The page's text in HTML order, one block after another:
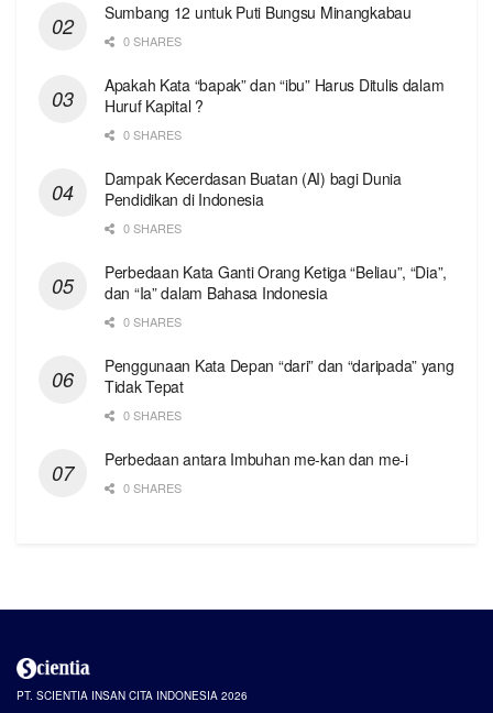
Sumbang 12 untuk Puti Bungsu Minangkabau
0 SHARES
Apakah Kata “bapak” dan “ibu” Harus Ditulis dalam
Huruf Kapital ?
0 SHARES
Dampak Kecerdasan Buatan (AI) bagi Dunia
Pendidikan di Indonesia
0 SHARES
Perbedaan Kata Ganti Orang Ketiga “Beliau”, “Dia”,
dan “Ia” dalam Bahasa Indonesia
0 SHARES
Penggunaan Kata Depan “dari” dan “daripada” yang
Tidak Tepat
0 SHARES
Perbedaan antara Imbuhan me-kan dan me-i
0 SHARES
PT. SCIENTIA INSAN CITA INDONESIA 2026